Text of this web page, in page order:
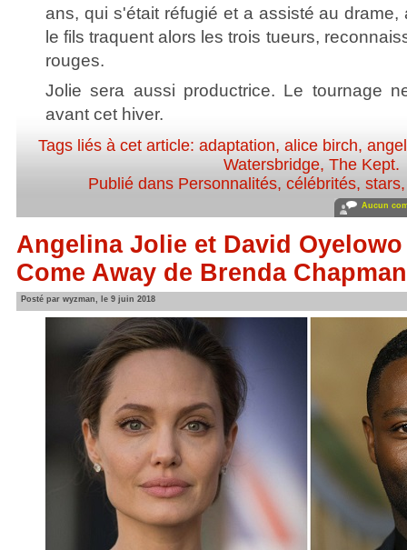
ans, qui s'était réfugié et a assisté au
le fils traquent alors les trois tueurs,
rouges.
Jolie sera aussi productrice. Le tournage
avant cet hiver.
Tags liés à cet article:adaptation,alice birch,
Watersbridge, The Kept.
Publié dans Personnalités, célébrités, stars
Aucun
Angelina Jolie et David
Come Away de Brenda Chapman
Posté par wyzman, le 9 juin 2018